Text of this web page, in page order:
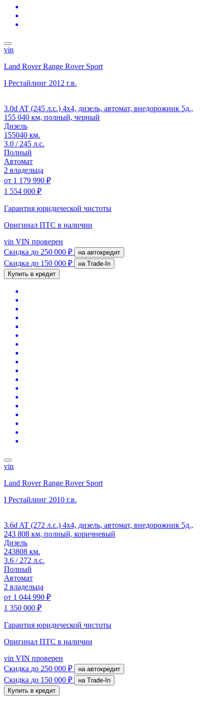
vin
Land Rover Range Rover Sport
I Рестайлинг 2012 г.в.
3.0d AT (245 л.с.) 4x4, дизель, автомат, внедорожник 5д.,
155 040 км, полный, черный
Дизель
155040 км.
3.0 / 245 л.с.
Полный
Автомат
2 владельца
от 1 179 990 ₽
1 554 000 ₽
Гарантия юридической чистоты
Оригинал ПТС в наличии
vin VIN проверен
Скидка до 250 000 ₽ на автокредит
Скидка до 150 000 ₽
на Trade-In
Купить в кредит
vin
Land Rover Range Rover Sport
I Рестайлинг 2010 г.в.
3.6d AT (272 л.с.) 4x4, дизель, автомат, внедорожник 5д.,
243 808 км, полный, коричневый
Дизель
243808 км.
3.6 / 272 л.с.
Полный
Автомат
2 владельца
от 1 044 990 ₽
1 350 000 ₽
Гарантия юридической чистоты
Оригинал ПТС в наличии
vin VIN проверен
Скидка до 250 000 ₽ на автокредит
Скидка до 150 000 ₽
на Trade-In
Купить в кредит